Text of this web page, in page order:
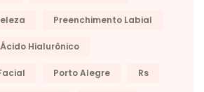
Preenchimento Labial
Ácido Hialurônico
Porto Alegre Rs